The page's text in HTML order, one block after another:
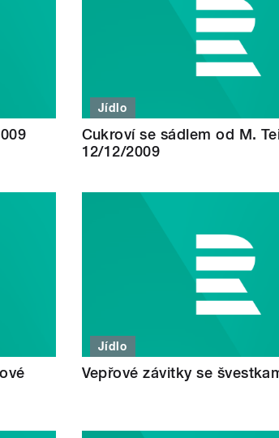
Jídlo
Cukroví se sádlem od M.
12/12/2009
Jídlo
Vepřové závitky se